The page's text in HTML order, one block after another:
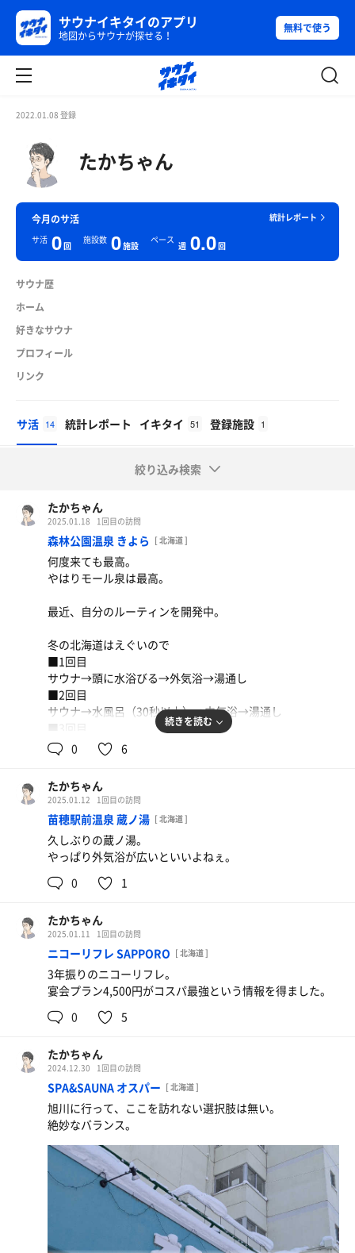
サウナイキタイのアプリ
地図からサウナが探せる！
無料で使う
2022.01.08 登録
たかちゃん
統計レポート
今月のサ活
サ活 0回
施設数 0施設
ペース
週 0.0回
サウナ歴
ホーム
好きなサウナ
プロフィール
リンク
サ活 14 統計レポート イキタイ 51 登録施設 1
絞り込み検索
たかちゃん
2025.01.18 1回目の訪問
森林公園温泉 きよら [ 北海道 ]
何度来ても最高。
やはりモール泉は最高。
最近、自分のルーティンを開発中。
冬の北海道はえぐいので
■1回目
サウナ→頭に水浴びる→外気浴→湯通し
■2回目
サウナ→水風呂（30秒以上）→内気浴→湯通し
サウナ→水風呂（30秒以上）→外気浴
がいいかもしれない。
休憩を長めにとるといい。
続きを読む
0 6
たかちゃん
2025.01.12 1回目の訪問
苗穂駅前温泉 蔵ノ湯 [ 北海道 ]
久しぶりの蔵ノ湯。
やっぱり外気浴が広いといいよねぇ。
0
1
たかちゃん
2025.01.11 1回目の訪問
ニコーリフレ SAPPORO [ 北海道 ]
3年振りのニコーリフレ。
宴会プラン4,500円がコスパ最強という情報を得ました。
0
5
たかちゃん
2024.12.30 1回目の訪問
SPA&SAUNA オスパー [ 北海道 ]
旭川に行って、ここを訪れない選択肢は無い。
絶妙なバランス。